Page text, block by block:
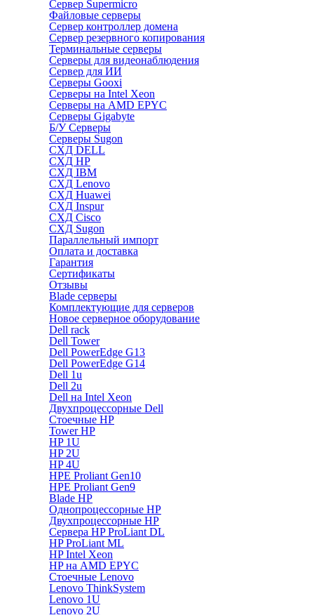
Сервер Supermicro
Файловые серверы
Сервер контроллер домена
Сервер резервного копирования
Терминальные серверы
Серверы для видеонаблюдения
Сервер для ИИ
Серверы Gooxi
Серверы на Intel Xeon
Серверы на AMD EPYC
Серверы Gigabyte
Б/У Серверы
Серверы Sugon
СХД DELL
СХД HP
СХД IBM
СХД Lenovo
СХД Huawei
СХД Inspur
СХД Cisco
СХД Sugon
Параллельный импорт
Оплата и доставка
Гарантия
Сертификаты
Отзывы
Blade серверы
Комплектующие для серверов
Новое серверное оборудование
Dell rack
Dell Tower
Dell PowerEdge G13
Dell PowerEdge G14
Dell 1u
Dell 2u
Dell на Intel Xeon
Двухпроцессорные Dell
Стоечные HP
Tower HP
HP 1U
HP 2U
HP 4U
HPE Proliant Gen10
HPE Proliant Gen9
Blade HP
Однопроцессорные HP
Двухпроцессорные HP
Сервера HP ProLiant DL
HP ProLiant ML
HP Intel Xeon
HP на AMD EPYC
Стоечные Lenovo
Lenovo ThinkSystem
Lenovo 1U
Lenovo 2U